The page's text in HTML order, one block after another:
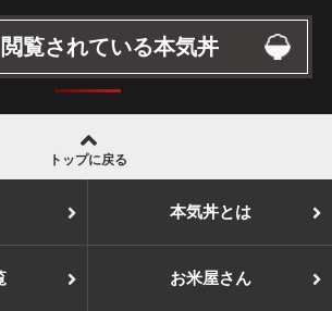
覧されている本気丼
トップに戻る
本気丼とは
お米屋さん